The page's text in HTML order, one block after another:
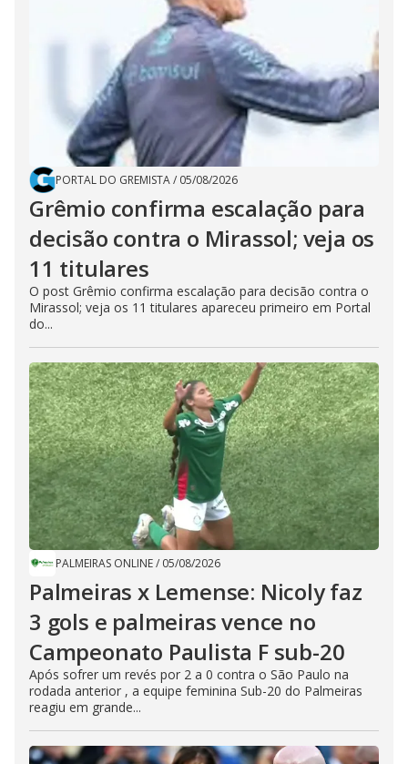
PORTAL DO GREMISTA/ 05/08/2026
Grêmio confirma escalação para
decisão contra o Mirassol; veja os
11 titulares
O post Grêmio confirma escalação para decisão contra o
Mirassol; veja os 11 titulares apareceu primeiro em Portal
do...
PALMEIRAS ONLINE/ 05/08/2026
Palmeiras x Lemense: Nicoly faz
3 gols e palmeiras vence no
Campeonato Paulista F sub-20
Após sofrer um revés por 2 a 0 contra o São Paulo na
rodada anterior , a equipe feminina Sub-20 do Palmeiras
reagiu em grande...